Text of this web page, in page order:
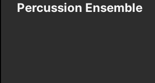
Percussion Ensemble